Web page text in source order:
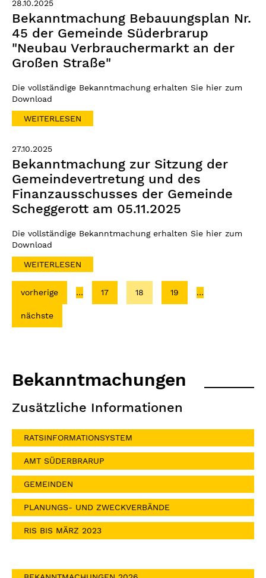
28.10.2025
Bekanntmachung Bebauungsplan Nr.
45 der Gemeinde Süderbrarup
"Neubau Verbrauchermarkt an der
Großen Straße"
Die vollständige Bekanntmachung erhalten Sie hier zum
Download
WEITERLESEN
27.10.2025
Bekanntmachung zur Sitzung der
Gemeindevertretung und des
Finanzausschusses der Gemeinde
Scheggerott am 05.11.2025
Die vollständige Bekanntmachung erhalten Sie hier zum
Download
WEITERLESEN
vorherige … 17 18 19 …
nächste
Bekanntmachungen
Zusätzliche Informationen
RATSINFORMATIONSYSTEM
AMT SÜDERBRARUP
GEMEINDEN
PLANUNGS- UND ZWECKVERBÄNDE
RIS BIS MÄRZ 2023